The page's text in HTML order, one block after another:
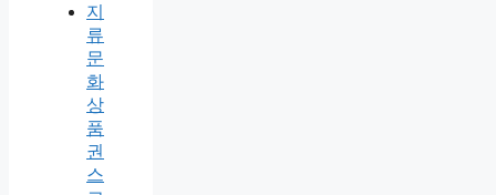
지
류
문
화
상
품
권
스